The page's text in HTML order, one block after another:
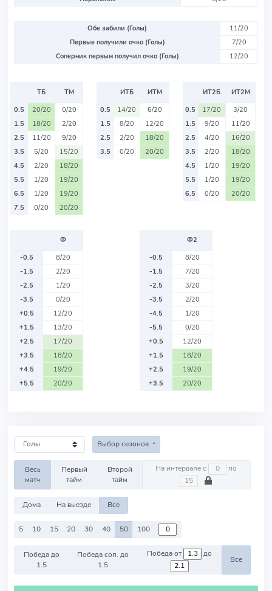
Обе забили (Голы)
11/20
Первые получили очко (Голы)
7/20
Соперник первым получил очко (Голы)
12/20
ТБ
ТМ
0.5
20/20
0/20
1.5
18/20
2/20
2.5
11/20
9/20
3.5
5/20
15/20
4.5
2/20
18/20
5.5
1/20
19/20
6.5
1/20
19/20
7.5
0/20 20/20
ИТБ
ИТМ
0.5
14/20
6/20
1.5
8/20
12/20
2.5
2/20
18/20
3.5
0/20 20/20
ИТ2Б
ИТ2М
0.5
17/20
3/20
1.5
9/20
11/20
2.5
4/20
16/20
3.5
2/20
18/20
4.5
1/20
19/20
5.5
1/20
19/20
6.5
0/20 20/20
Ф
-0.5
8/20
-1.5
2/20
-2.5
1/20
-3.5
0/20
+0.5
12/20
+1.5
13/20
+2.5
17/20
+3.5
18/20
+4.5
19/20
+5.5
20/20
Ф2
-0.5
8/20
-1.5
7/20
-2.5
3/20
-3.5
2/20
-4.5
1/20
-5.5
0/20
+0.5
12/20
+1.5
18/20
+2.5
19/20
+3.5
20/20
Выбор сезонов
Весь
матч
Первый
тайм
Второй
тайм
На интервале с по
Дома На выезде Все
5 10 15 20 30 40 50 100
Победа до
1.5
Победа соп. до
1.5
Победа от до
Все